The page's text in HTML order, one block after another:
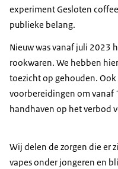
experiment Gesloten
publieke belang.
Nieuw was vanaf juli 2023
rookwaren. We hebben
toezicht op gehouden.
voorbereidingen om vanaf
handhaven op het verbod
Wij delen de zorgen die er
vapes onder jongeren en